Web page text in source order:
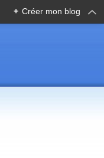
+ Créer mon blog